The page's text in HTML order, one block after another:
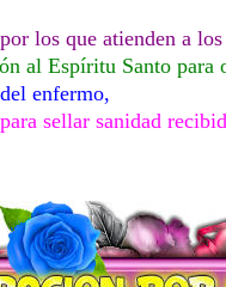
los que atienden a
al Espíritu Santo para
enfermo,
sellar sanidad